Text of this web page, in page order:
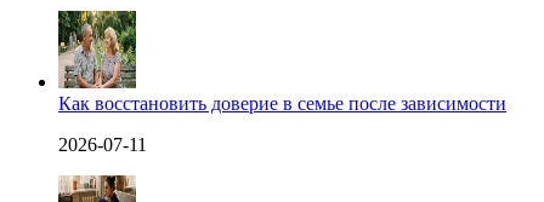
Как восстановить доверие в семье после зависимости
2026-07-11